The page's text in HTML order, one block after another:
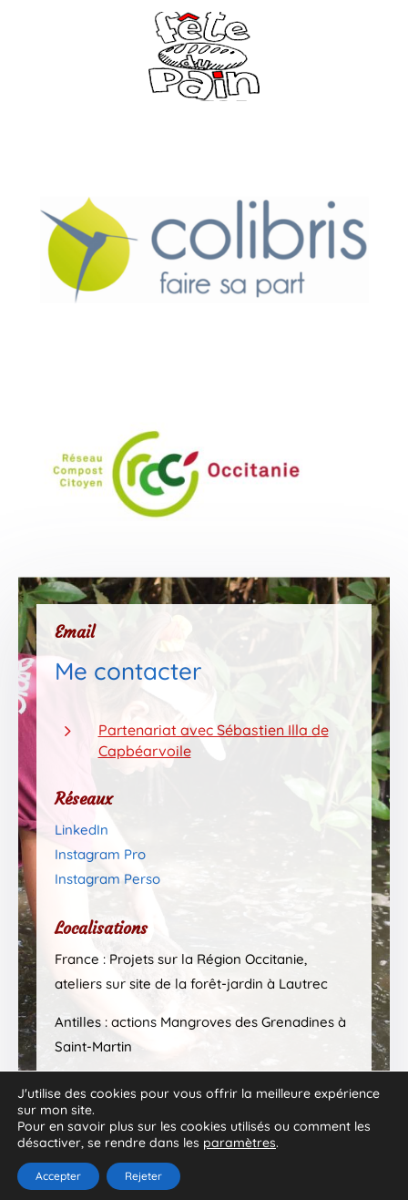
Email
Me contacter
5
Partenariat avec Sébastien Illa de
Capbéarvoile
Réseaux
LinkedIn
Instagram Pro
Instagram Perso
Localisations
France : Projets sur la Région Occitanie,
ateliers sur site de la forêt-jardin à Lautrec
Antilles : actions Mangroves des Grenadines à
Saint-Martin
J'utilise des cookies pour vous offrir la meilleure expérience
sur mon site.
Pour en savoir plus sur les cookies utilisés ou comment les
désactiver, se rendre dans les paramètres.
Accepter Rejeter